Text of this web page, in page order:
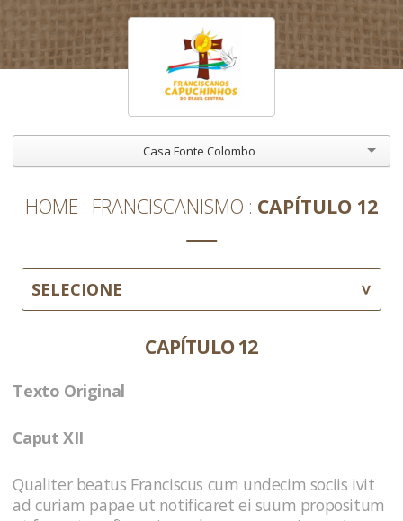
Casa Fonte Colombo
HOME FRANCISCANISMO CAPÍTULO 12
SELECIONE
CAPÍTULO 12
Texto Original
Caput XII
Qualiter beatus Franciscus cum undecim sociis ivit
ad curiam papae ut notificaret ei suum propositum